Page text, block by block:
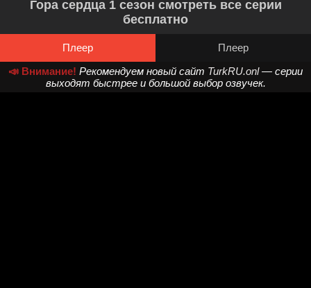
Гора сердца 1 сезон смотреть все серии
бесплатно
Плеер
Плеер
📣 Внимание! Рекомендуем новый сайт TurkRU.onl— серии
выходят быстрее и большой выбор озвучек.